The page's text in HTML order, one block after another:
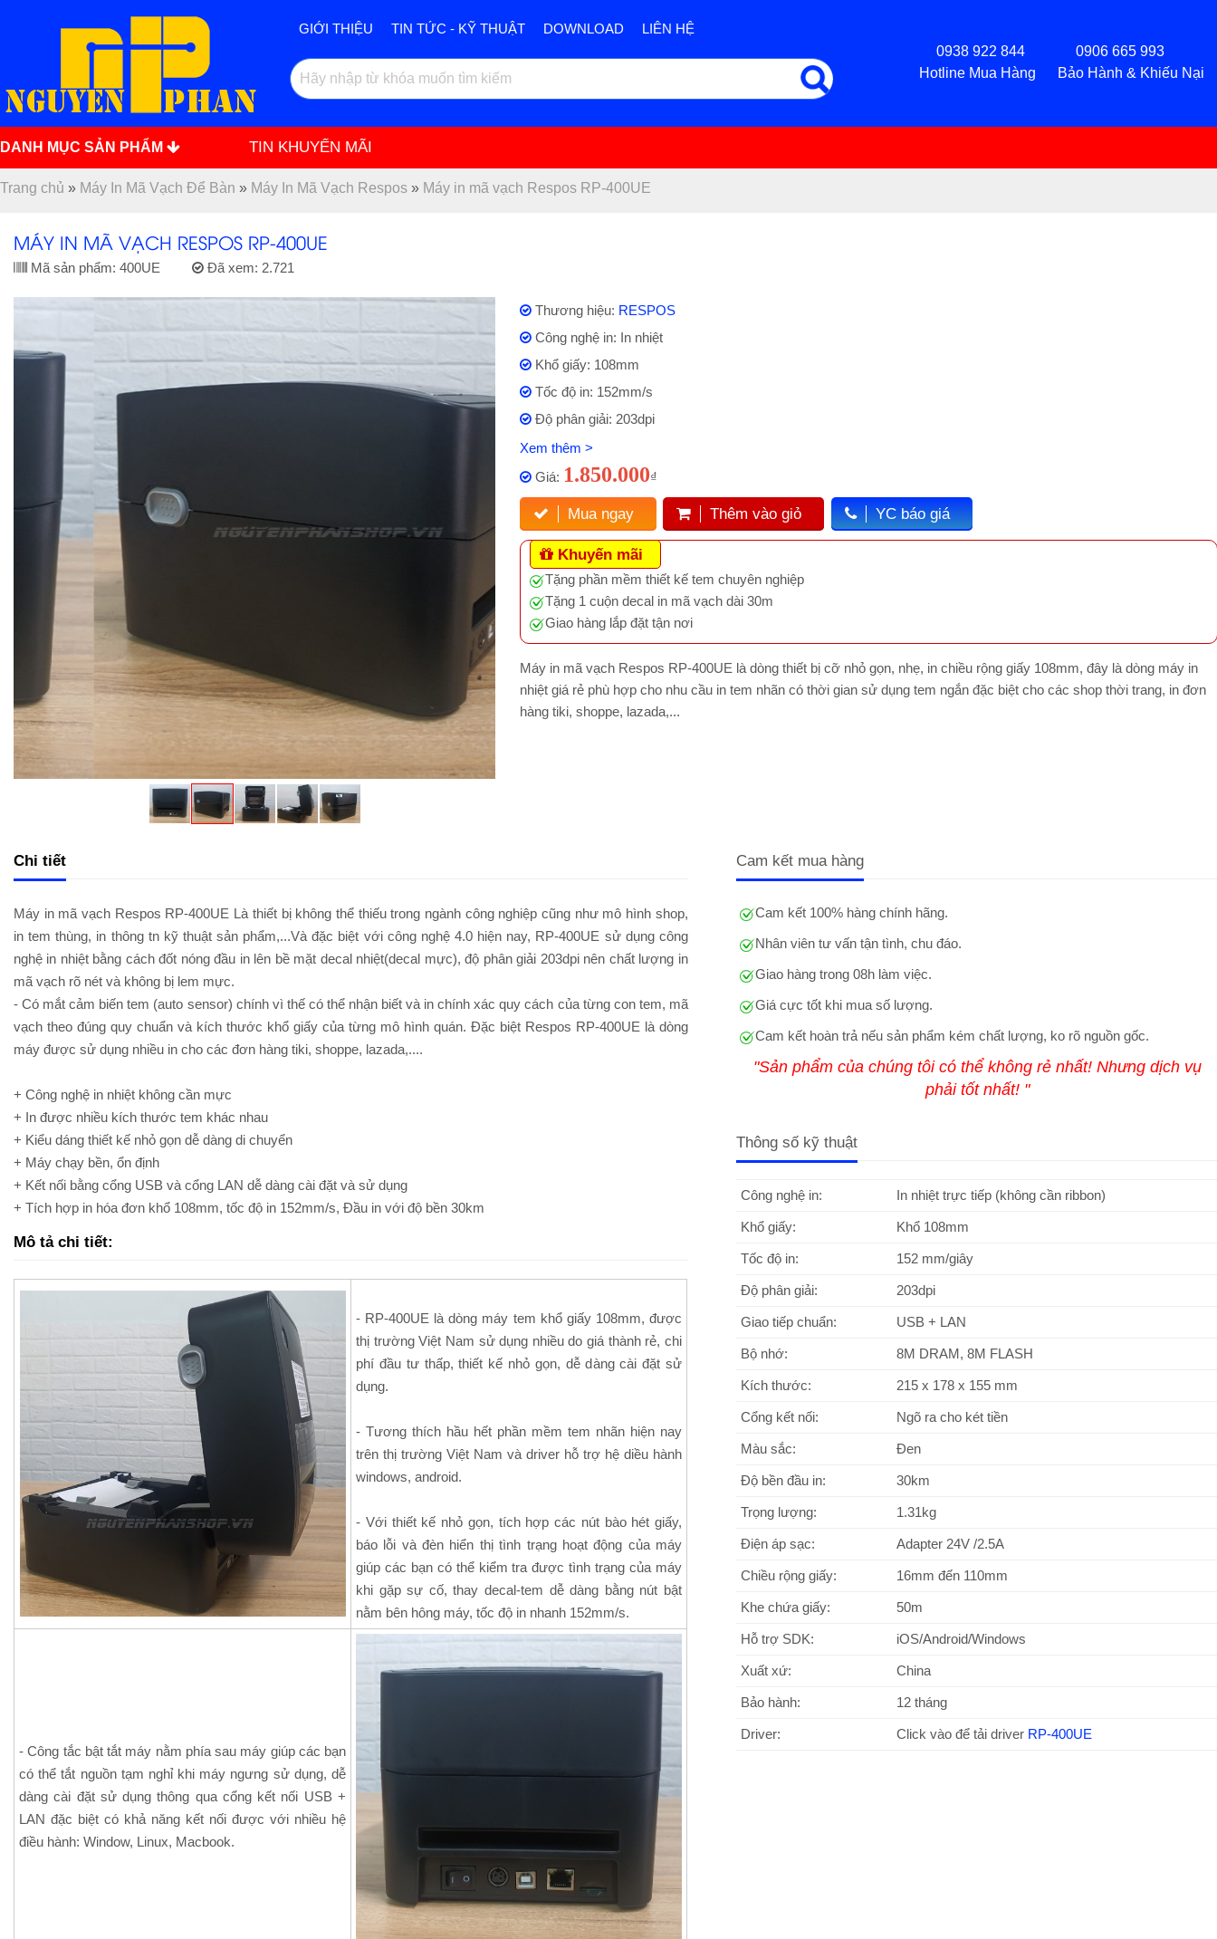
GIỚI THIỆU TIN TỨC - KỸ THUẬT DOWNLOAD
LIÊN HỆ
0938 922 844 0906 665 993
Hotline Mua Hàng Bảo Hành & Khiếu Nại
DANH MỤC SẢN PHẨM TIN KHUYẾN MÃI
Trang chủ » Máy In Mã Vạch Để Bàn » Máy In Mã Vạch Respos » Máy in mã vạch Respos RP-400UE
MÁY IN MÃ VẠCH RESPOS RP-400UE
Mã sản phẩm: 400UE Đã xem: 2.721
Thương hiệu: RESPOS
Công nghệ in: In nhiệt
Khổ giấy: 108mm
Tốc độ in: 152mm/s
Độ phân giải: 203dpi
Xem thêm >
Giá: 1.850.000₫
Mua ngay Thêm vào giỏ YC báo giá
Khuyến mãi
Tặng phần mềm thiết kế tem chuyên nghiệp
Tặng 1 cuộn decal in mã vạch dài 30m
Giao hàng lắp đặt tận nơi
Máy in mã vạch Respos RP-400UE là dòng thiết bị cỡ nhỏ gọn, nhẹ, in chiều rộng giấy 108mm, đây là dòng máy in
nhiệt giá rẻ phù hợp cho nhu cầu in tem nhãn có thời gian sử dụng tem ngắn đặc biệt cho các shop thời trang, in đơn
hàng tiki, shoppe, lazada,...
Chi tiết
Máy in mã vạch Respos RP-400UE Là thiết bị không thể thiếu trong ngành công nghiệp cũng như mô hình shop,
in tem thùng, in thông tn kỹ thuật sản phẩm,...Và đặc biệt với công nghệ 4.0 hiện nay, RP-400UE sử dụng công
nghệ in nhiệt bằng cách đốt nóng đầu in lên bề mặt decal nhiệt(decal mực), độ phân giải 203dpi nên chất lượng in
mã vạch rõ nét và không bị lem mực.
- Có mắt cảm biến tem (auto sensor) chính vì thế có thể nhận biết và in chính xác quy cách của từng con tem, mã
vạch theo đúng quy chuẩn và kích thước khổ giấy của từng mô hình quán. Đặc biệt Respos RP-400UE là dòng
máy được sử dụng nhiều in cho các đơn hàng tiki, shoppe, lazada,....
+ Công nghệ in nhiệt không cần mực
+ In được nhiều kích thước tem khác nhau
+ Kiểu dáng thiết kế nhỏ gọn dễ dàng di chuyển
+ Máy chạy bền, ổn định
+ Kết nối bằng cổng USB và cổng LAN dễ dàng cài đặt và sử dụng
+ Tích hợp in hóa đơn khổ 108mm, tốc độ in 152mm/s, Đầu in với độ bền 30km
Mô tả chi tiết:
- RP-400UE là dòng máy tem khổ giấy 108mm, được
thị trường Việt Nam sử dụng nhiều do giá thành rẻ, chi
phí đầu tư thấp, thiết kế nhỏ gọn, dễ dàng cài đặt sử
dụng.
- Tương thích hầu hết phần mềm tem nhãn hiện nay
trên thị trường Việt Nam và driver hỗ trợ hệ diều hành
windows, android.
- Với thiết kế nhỏ gọn, tích hợp các nút bào hét giấy,
báo lỗi và đèn hiển thị tình trạng hoạt động của máy
giúp các bạn có thể kiểm tra được tình trạng của máy
khi gặp sự cố, thay decal-tem dễ dàng bằng nút bật
nằm bên hông máy, tốc độ in nhanh 152mm/s.
- Công tắc bật tắt máy nằm phía sau máy giúp các bạn
có thể tắt nguồn tạm nghỉ khi máy ngưng sử dụng, dễ
dàng cài đặt sử dụng thông qua cổng kết nối USB +
LAN đặc biệt có khả năng kết nối được với nhiều hệ
điều hành: Window, Linux, Macbook.
Cam kết mua hàng
Cam kết 100% hàng chính hãng.
Nhân viên tư vấn tận tình, chu đáo.
Giao hàng trong 08h làm việc.
Giá cực tốt khi mua số lượng.
Cam kết hoàn trả nếu sản phẩm kém chất lượng, ko rõ nguồn gốc.
"Sản phẩm của chúng tôi có thể không rẻ nhất! Nhưng dịch vụ
phải tốt nhất! "
Thông số kỹ thuật
Công nghệ in: In nhiệt trực tiếp (không cần ribbon)
Khổ giấy: Khổ 108mm
Tốc độ in: 152 mm/giây
Độ phân giải: 203dpi
Giao tiếp chuẩn: USB + LAN
Bộ nhớ: 8M DRAM, 8M FLASH
Kích thước: 215 x 178 x 155 mm
Cổng kết nối: Ngõ ra cho két tiền
Màu sắc: Đen
Độ bền đầu in: 30km
Trọng lượng: 1.31kg
Điện áp sạc: Adapter 24V /2.5A
Chiều rộng giấy: 16mm đến 110mm
Khe chứa giấy: 50m
Hỗ trợ SDK: iOS/Android/Windows
Xuất xứ: China
Bảo hành: 12 tháng
Driver: Click vào để tải driver RP-400UE